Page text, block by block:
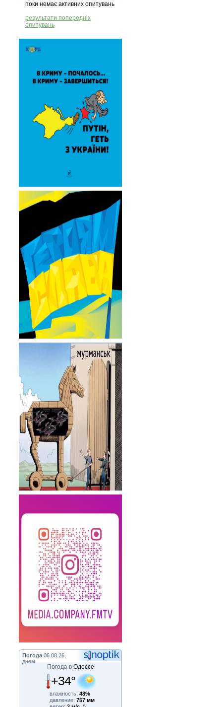
поки немає активних опитувань
результати попередніх
опитувань
Погода 06.08.26,
днем
Погода в Одессе
+34°
влажность: 48%
давление: 757 мм